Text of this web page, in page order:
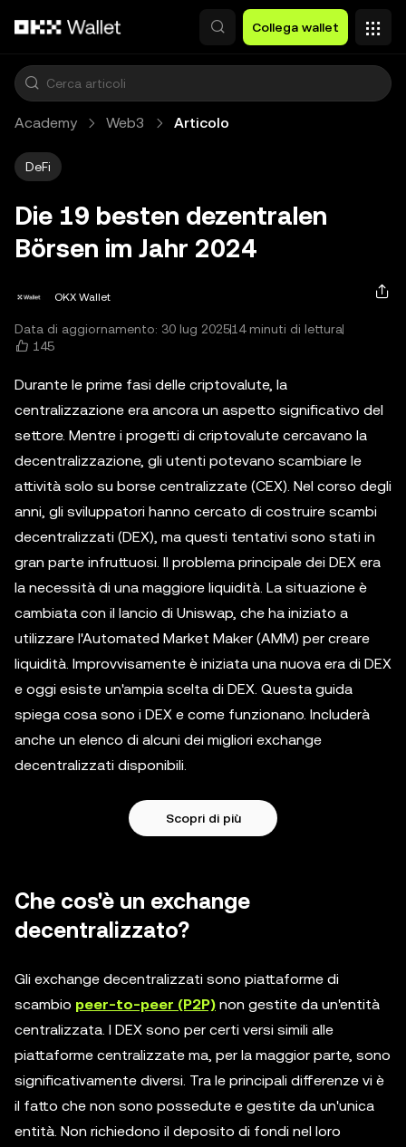
Collega wallet
Academy Web3 Articolo
DeFi
Die 19 besten dezentralen
Börsen im Jahr 2024
OKX Wallet
Data di aggiornamento: 30 lug 202514 minuti di lettura
145
Durante le prime fasi delle criptovalute, la
centralizzazione era ancora un aspetto significativo del
settore. Mentre i progetti di criptovalute cercavano la
decentralizzazione, gli utenti potevano scambiare le
attività solo su borse centralizzate (CEX). Nel corso degli
anni, gli sviluppatori hanno cercato di costruire scambi
decentralizzati (DEX), ma questi tentativi sono stati in
gran parte infruttuosi. Il problema principale dei DEX era
la necessità di una maggiore liquidità. La situazione è
cambiata con il lancio di Uniswap, che ha iniziato a
utilizzare l'Automated Market Maker (AMM) per creare
liquidità. Improvvisamente è iniziata una nuova era di DEX
e oggi esiste un'ampia scelta di DEX. Questa guida
spiega cosa sono i DEX e come funzionano. Includerà
anche un elenco di alcuni dei migliori exchange
decentralizzati disponibili.
Scopri di più
Che cos'è un exchange
decentralizzato?
Gli exchange decentralizzati sono piattaforme di
scambio peer-to-peer (P2P) non gestite da un'entità
centralizzata. I DEX sono per certi versi simili alle
piattaforme centralizzate ma, per la maggior parte, sono
significativamente diversi. Tra le principali differenze vi è
il fatto che non sono possedute e gestite da un'unica
entità. Non richiedono il deposito di fondi nel loro